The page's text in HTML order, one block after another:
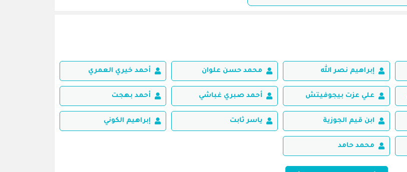
إبراهيم نصر الله محمد حسن علوان أحمد خيري العمري
علي عزت بيجوفيتش أحمد صبري غباشي أحمد بهجت
ابن قيم الجوزية ياسر ثابت إبراهيم الكوني
محمد حامد